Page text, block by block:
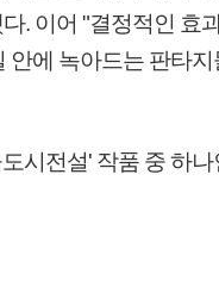
. 이어 "결정적인 효
에 녹아드는 판타
시전설' 작품 중 하